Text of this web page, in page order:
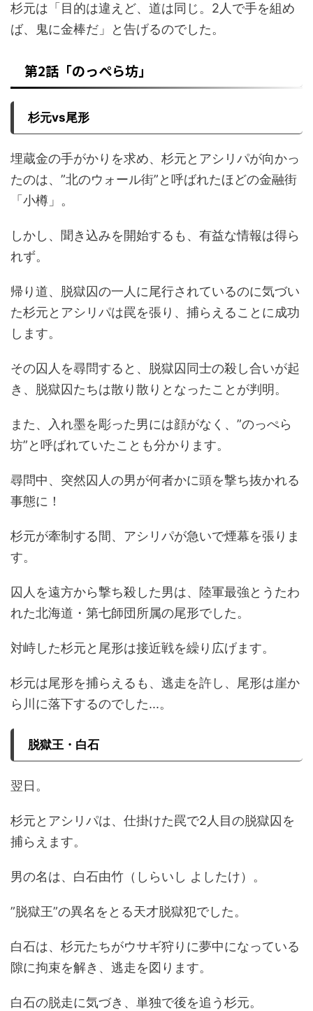
杉元は「目的は違えど、道は同じ。 2人で手を組め
ば、鬼に金棒だ」と告げるのでした。
第2話「のっぺら坊」
杉元vs尾形
埋蔵金の手がかりを求め、杉元とアシリパが向かっ
たのは、 ”北のウォール街”と呼ばれたほどの金融街
「小樽」。
しかし、聞き込みを開始するも、有益な情報は得ら
れず。
帰り道、脱獄囚の一人に尾行されているのに気づい
た杉元とアシリパは罠を張り、捕らえることに成功
します。
その囚人を尋問すると、脱獄囚同士の殺し合いが起
き、脱獄囚たちは散り散りとなったことが判明。
また、入れ墨を彫った男には顔がなく、 ”のっぺら
坊”と呼ばれていたことも分かります。
尋問中、突然囚人の男が何者かに頭を撃ち抜かれる
事態に！
杉元が牽制する間、アシリパが急いで煙幕を張りま
す。
囚人を遠方から撃ち殺した男は、陸軍最強とうたわ
れた北海道・第七師団所属の尾形でした。
対峙した杉元と尾形は接近戦を繰り広げます。
杉元は尾形を捕らえるも、逃走を許し、尾形は崖か
ら川に落下するのでした...。
脱獄王・白石
翌日。
杉元とアシリパは、仕掛けた罠で2人目の脱獄囚を
捕らえます。
男の名は、白石由竹（しらいし よしたけ）。
”脱獄王”の異名をとる天才脱獄犯でした。
白石は、杉元たちがウサギ狩りに夢中になっている
隙に拘束を解き、逃走を図ります。
白石の脱走に気づき、単独で後を追う杉元。